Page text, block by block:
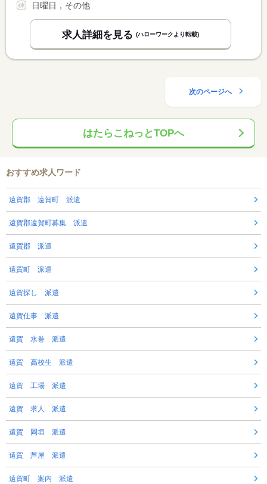
日曜日，その他
求人詳細を見る (ハローワークより転載)
次のページへ
はたらこねっとTOPへ
おすすめ求人ワード
遠賀郡 遠賀町 派遣
遠賀郡遠賀町募集 派遣
遠賀郡 派遣
遠賀町 派遣
遠賀探し 派遣
遠賀仕事 派遣
遠賀 水巻 派遣
遠賀 高校生 派遣
遠賀 工場 派遣
遠賀 求人 派遣
遠賀 岡垣 派遣
遠賀 芦屋 派遣
遠賀町 案内 派遣